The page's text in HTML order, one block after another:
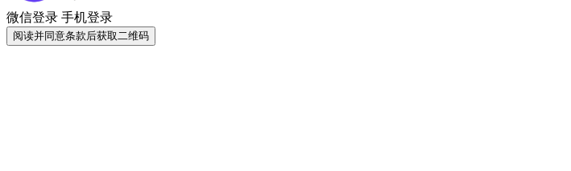
微信登录 手机登录
阅读并同意条款后获取二维码